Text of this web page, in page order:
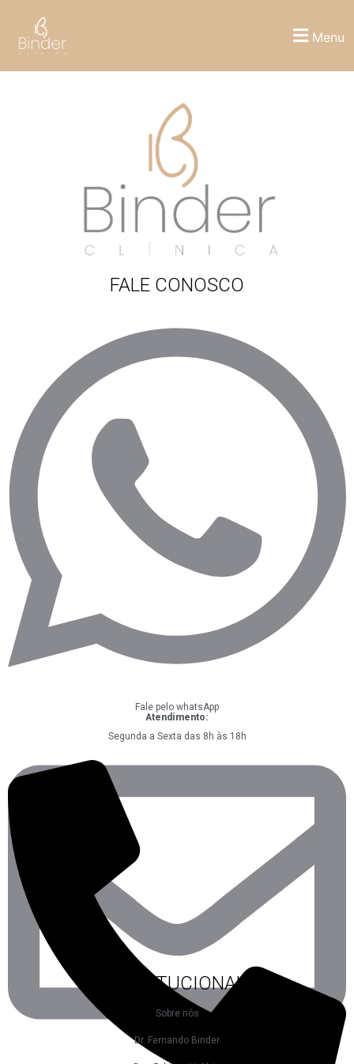
Menu
depoimentos 3
FALE CONOSCO
Fale pelo whatsApp
Atendimento:
Segunda a Sexta das 8h às 18h
INSTITUCIONAL
Sobre nós
Dr. Fernando Binder